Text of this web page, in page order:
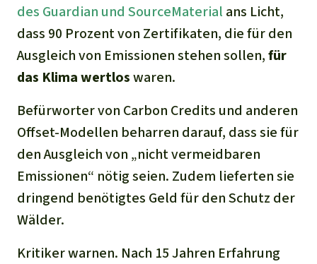
des Guardian und SourceMaterial ans Licht,
dass 90 Prozent von Zertifikaten, die für den
Ausgleich von Emissionen stehen sollen,für
das Klima wertloswaren.
Befürworter von Carbon Credits und anderen
Offset-Modellen beharren darauf, dass sie für
den Ausgleich von „nicht vermeidbaren
Emissionen“ nötig seien. Zudem lieferten sie
dringend benötigtes Geld für den Schutz der
Wälder.
Kritiker warnen. Nach 15 Jahren Erfahrung